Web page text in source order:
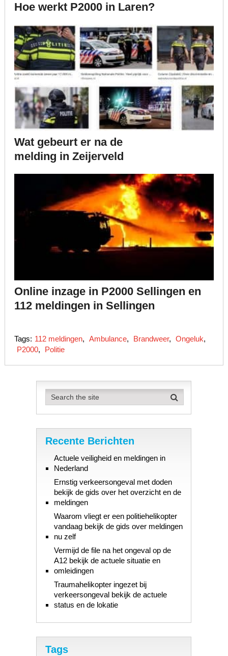
Hoe werkt P2000 in Laren?
Wat gebeurt er na de
melding in Zeijerveld
Online inzage in P2000 Sellingen en
112 meldingen in Sellingen
Tags: 112 meldingen, Ambulance, Brandweer, Ongeluk,
P2000, Politie
Recente Berichten
Actuele veiligheid en meldingen in
Nederland
Ernstig verkeersongeval met doden
bekijk de gids over het overzicht en de
meldingen
Waarom vliegt er een politiehelikopter
vandaag bekijk de gids over meldingen
nu zelf
Vermijd de file na het ongeval op de
A12 bekijk de actuele situatie en
omleidingen
Traumahelikopter ingezet bij
verkeersongeval bekijk de actuele
status en de lokatie
Tags